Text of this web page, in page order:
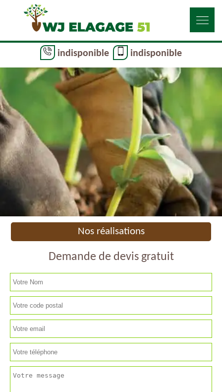
indisponible indisponible
Nos réalisations
Demande de devis gratuit